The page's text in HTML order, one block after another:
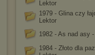
Lektor
1979 - Glina czy
Lektor
1982 - As nad asy
1984 - Złoto dla